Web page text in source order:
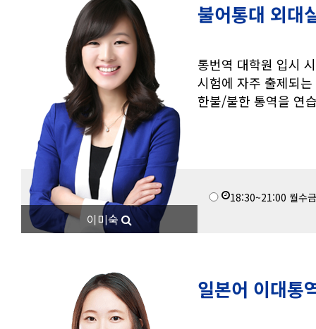
불어통대 외대
통번역 대학원 입시
시험에 자주 출제되
한불/불한 통역을 연
18:30~21:00 월수금
이미숙
일본어 이대통